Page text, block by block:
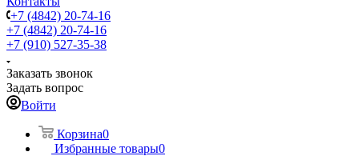
+7 (4842) 20-74-16
+7 (4842) 20-74-16
+7 (910) 527-35-38
Заказать звонок
Задать вопрос
Войти
Корзина0
Избранные товары0